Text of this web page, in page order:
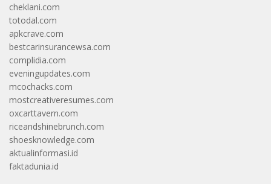
cheklani.com
totodal.com
apkcrave.com
bestcarinsurancewsa.com
complidia.com
eveningupdates.com
mcochacks.com
mostcreativeresumes.com
oxcarttavern.com
riceandshinebrunch.com
shoesknowledge.com
aktualinformasi.id
faktadunia.id